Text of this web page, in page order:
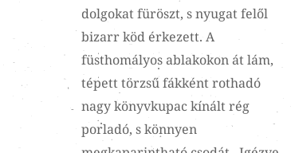
dolgokat füröszt, s nyugat felől
bizarr köd érkezett. A
füsthomályos ablakokon át lám,
tépett törzsű fákként rothadó
nagy könyvkupac kínált rég
porladó, s könnyen